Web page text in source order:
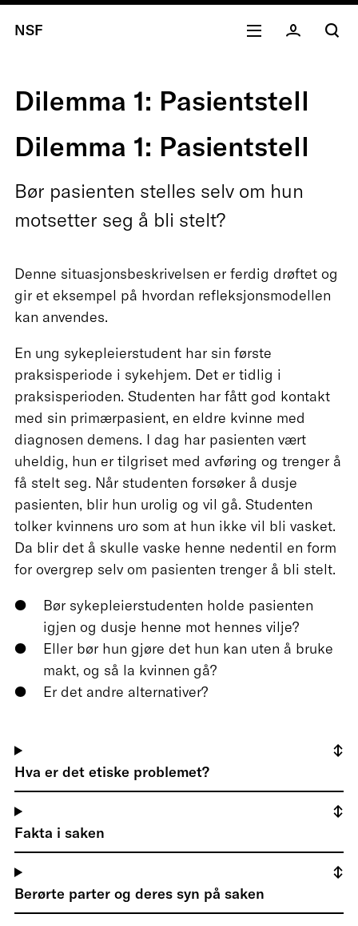
NSF
Dilemma 1: Pasientstell
Dilemma 1: Pasientstell
Bør pasienten stelles selv om hun
motsetter seg å bli stelt?
Denne situasjonsbeskrivelsen er ferdig drøftet og
gir et eksempel på hvordan refleksjonsmodellen
kan anvendes.
En ung sykepleierstudent har sin første
praksisperiode i sykehjem. Det er tidlig i
praksisperioden. Studenten har fått god kontakt
med sin primærpasient, en eldre kvinne med
diagnosen demens. I dag har pasienten vært
uheldig, hun er tilgriset med avføring og trenger å
få stelt seg. Når studenten forsøker å dusje
pasienten, blir hun urolig og vil gå. Studenten
tolker kvinnens uro som at hun ikke vil bli vasket.
Da blir det å skulle vaske henne nedentil en form
for overgrep selv om pasienten trenger å bli stelt.
Bør sykepleierstudenten holde pasienten
igjen og dusje henne mot hennes vilje?
Eller bør hun gjøre det hun kan uten å bruke
makt, og så la kvinnen gå?
Er det andre alternativer?
Hva er det etiske problemet?
Fakta i saken
Berørte parter og deres syn på saken